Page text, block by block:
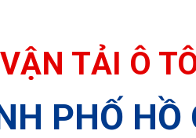
TẢI Ô
PHỐ HỒ